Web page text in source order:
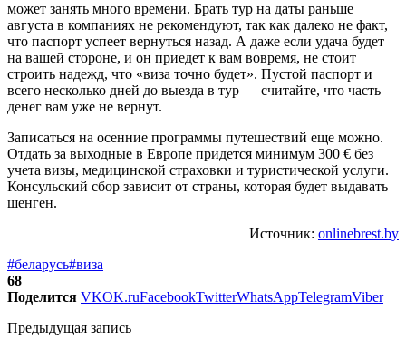
может занять много времени. Брать тур на даты раньше
августа в компаниях не рекомендуют, так как далеко не факт,
что паспорт успеет вернуться назад. А даже если удача будет
на вашей стороне, и он приедет к вам вовремя, не стоит
строить надежд, что «виза точно будет». Пустой паспорт и
всего несколько дней до выезда в тур — считайте, что часть
денег вам уже не вернут.
Записаться на осенние программы путешествий еще можно.
Отдать за выходные в Европе придется минимум 300 € без
учета визы, медицинской страховки и туристической услуги.
Консульский сбор зависит от страны, которая будет выдавать
шенген.
Источник: onlinebrest.by
#беларусь#виза
68
Поделится VKOK.ruFacebookTwitterWhatsAppTelegramViber
Предыдущая запись